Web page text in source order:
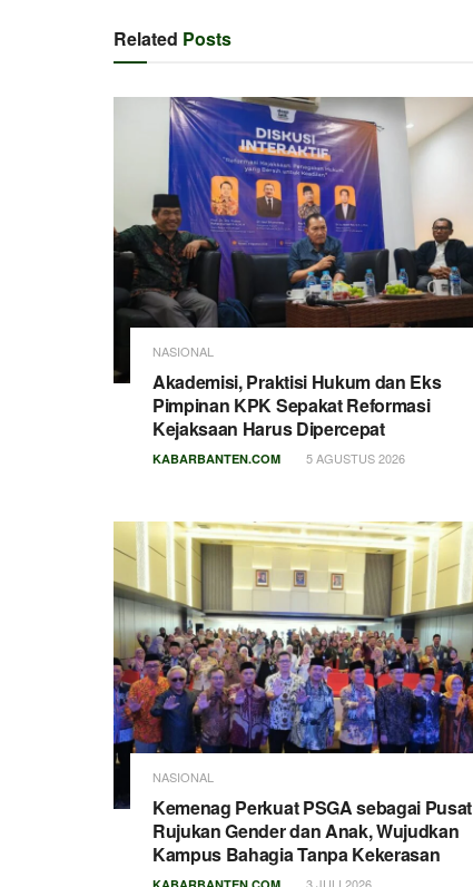
Related Posts
NASIONAL
Akademisi, Praktisi Hukum dan Eks
Pimpinan KPK Sepakat Reformasi
Kejaksaan Harus Dipercepat
KABARBANTEN.COM 5 AGUSTUS 2026
NASIONAL
Kemenag Perkuat PSGA sebagai Pusat
Rujukan Gender dan Anak, Wujudkan
Kampus Bahagia Tanpa Kekerasan
3 JULI 2026